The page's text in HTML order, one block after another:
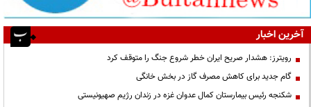
آخرین اخبار
رویترز: هشدار صریح ایران خطر شروع جنگ را متوقف کرد
گام جدید برای کاهش مصرف گاز در بخش خانگی
شکنجه رئیس بیمارستان کمال عدوان غزه در زندان رژیم صهیونیستی